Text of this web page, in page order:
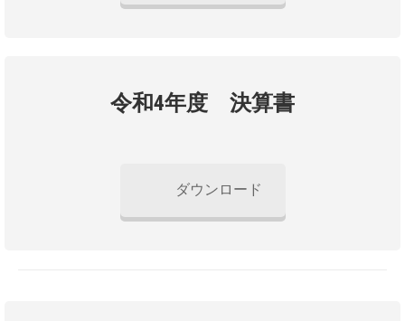
令和4年度 決算書
ダウンロード